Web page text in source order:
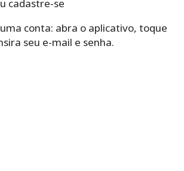
cadastre-se
conta: abra o aplicativo, toque
seu e-mail e senha.